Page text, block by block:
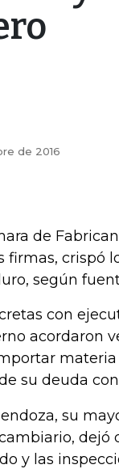
de 2016
de
firmas, crispó
según
con
acordaron
su deuda
su
dejó
y las